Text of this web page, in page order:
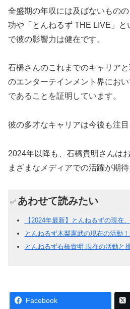
全盛期の年収には及ばないもの
功や「とんねるず THE LIVE」と
で彼の影響力は健在です。
石橋さんのこれまでのキャリア
のエンターテインメント界にお
であることを証明しています。
彼の多才なキャリアは今後も注目
2024年以降も、石橋貴明さんは
まざまなメディアでの活躍が期待
✅ あわせて読みたい
【2024年最新】とんねるずの現在
とんねるず木梨憲武の現在の活動
とんねるず石橋貴明 現在の活動と
Facebook